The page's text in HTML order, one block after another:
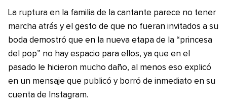
La ruptura en la familia de la cantante parece no tener
marcha atrás y el gesto de que no fueran invitados a su
boda demostró que en la nueva etapa de la “princesa
del pop” no hay espacio para ellos, ya que en el
pasado le hicieron mucho daño, al menos eso explicó
en un mensaje que publicó y borró de inmediato en su
cuenta de Instagram.